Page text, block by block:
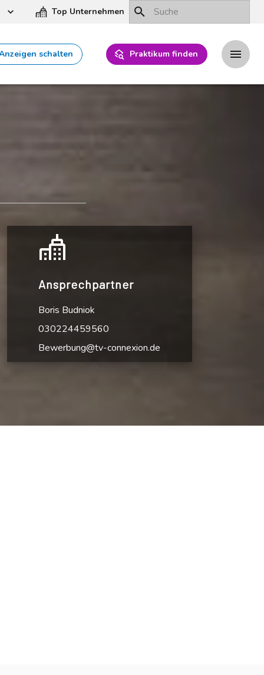
Top Unternehmen
schalten Praktikum finden
Ansprechpartner
Boris Budniok
030224459560
Bewerbung@tv-connexion.de